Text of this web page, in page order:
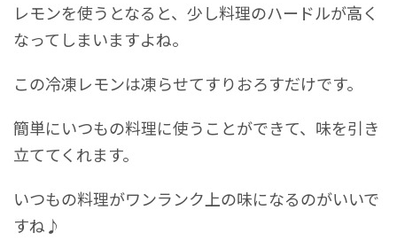
レモンを使うとなると、少し料理のハードルが高く
なってしまいますよね。
この冷凍レモンは凍らせてすりおろすだけです。
簡単にいつもの料理に使うことができて、味を引き
立ててくれます。
いつもの料理がワンランク上の味になるのがいいで
すね♪